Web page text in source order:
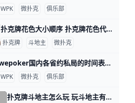
WPK 微扑克 俱乐部
扑克牌花色大小顺序 扑克牌花色代表什么人 扑克牌分为四种花色：黑桃、方块、梅花和红桃，但各国人民都以本国民族文化对四种花色给予不同的文化阐述，比如说，中国人将四种花色理解为春、夏、秋
扑克牌 斗地主 微扑克
wepoker国内各省约私局的时间表，支持台湾、香港、澳门 WePoker（中文名：微扑克）是一个在线德州扑克平台，俱乐部提供各种级别的约局服务。WePoker的约私局时间表大致如下：本俱乐部支持台湾
WPK 微扑克 俱乐部
扑克牌斗地主怎么玩 玩斗地主有哪些小技巧 斗地主游戏玩法指南 扑克牌斗地主是一种三人玩的争先型牌类游戏，每局牌有一个玩家是“地主”，独自对抗另两个组成同盟的玩家。斗地主玩法比较简单，发牌时，庄家先从牌堆